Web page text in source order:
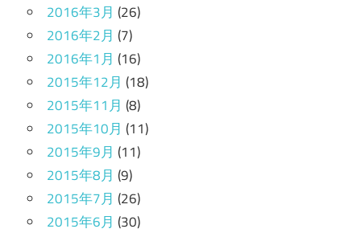
2016年3月 (26)
2016年2月 (7)
2016年1月 (16)
2015年12月 (18)
2015年11月 (8)
2015年10月 (11)
2015年9月 (11)
2015年8月 (9)
2015年7月 (26)
2015年6月 (30)